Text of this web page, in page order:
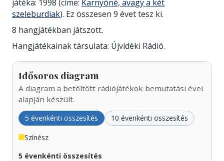
játéka: 1998 (címe: Karnyóné, avagy a két
szeleburdiak). Ez összesen 9 évet tesz ki.
8 hangjátékban játszott.
Hangjátékainak társulata: Újvidéki Rádió.
Idősoros diagram
A diagram a betöltött rádiójátékok bemutatási évei
alapján készült.
5 évenkénti összesítés 10 évenkénti összesítés
Színész
5 évenkénti összesítés